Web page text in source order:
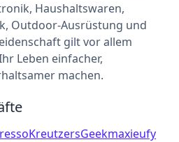
Haushaltswaren,
Outdoor-Ausrüstung und
gilt vor allem
Leben einfacher,
machen.
KreutzersGeekmaxieufy